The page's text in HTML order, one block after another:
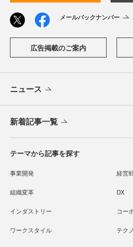
メールバックナンバー
広告掲載のご案内
ニュース
新着記事一覧
テーマから記事を探す
事業開発 経営
組織変革 DX
インダストリー コー
ワークスタイル テク